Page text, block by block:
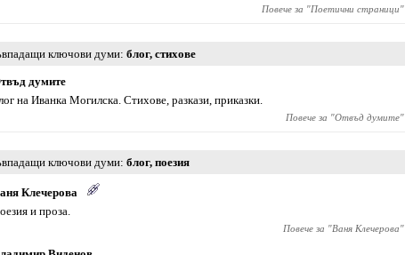
Повече за "Поетични страници"
ключови думи блог, стихове
думите
на Иванка Могилска. Стихове, разкази, приказки.
Повече за "Отвъд думите"
ключови думи блог, поезия
Клечерова
и проза.
Повече за "Ваня Клечерова"